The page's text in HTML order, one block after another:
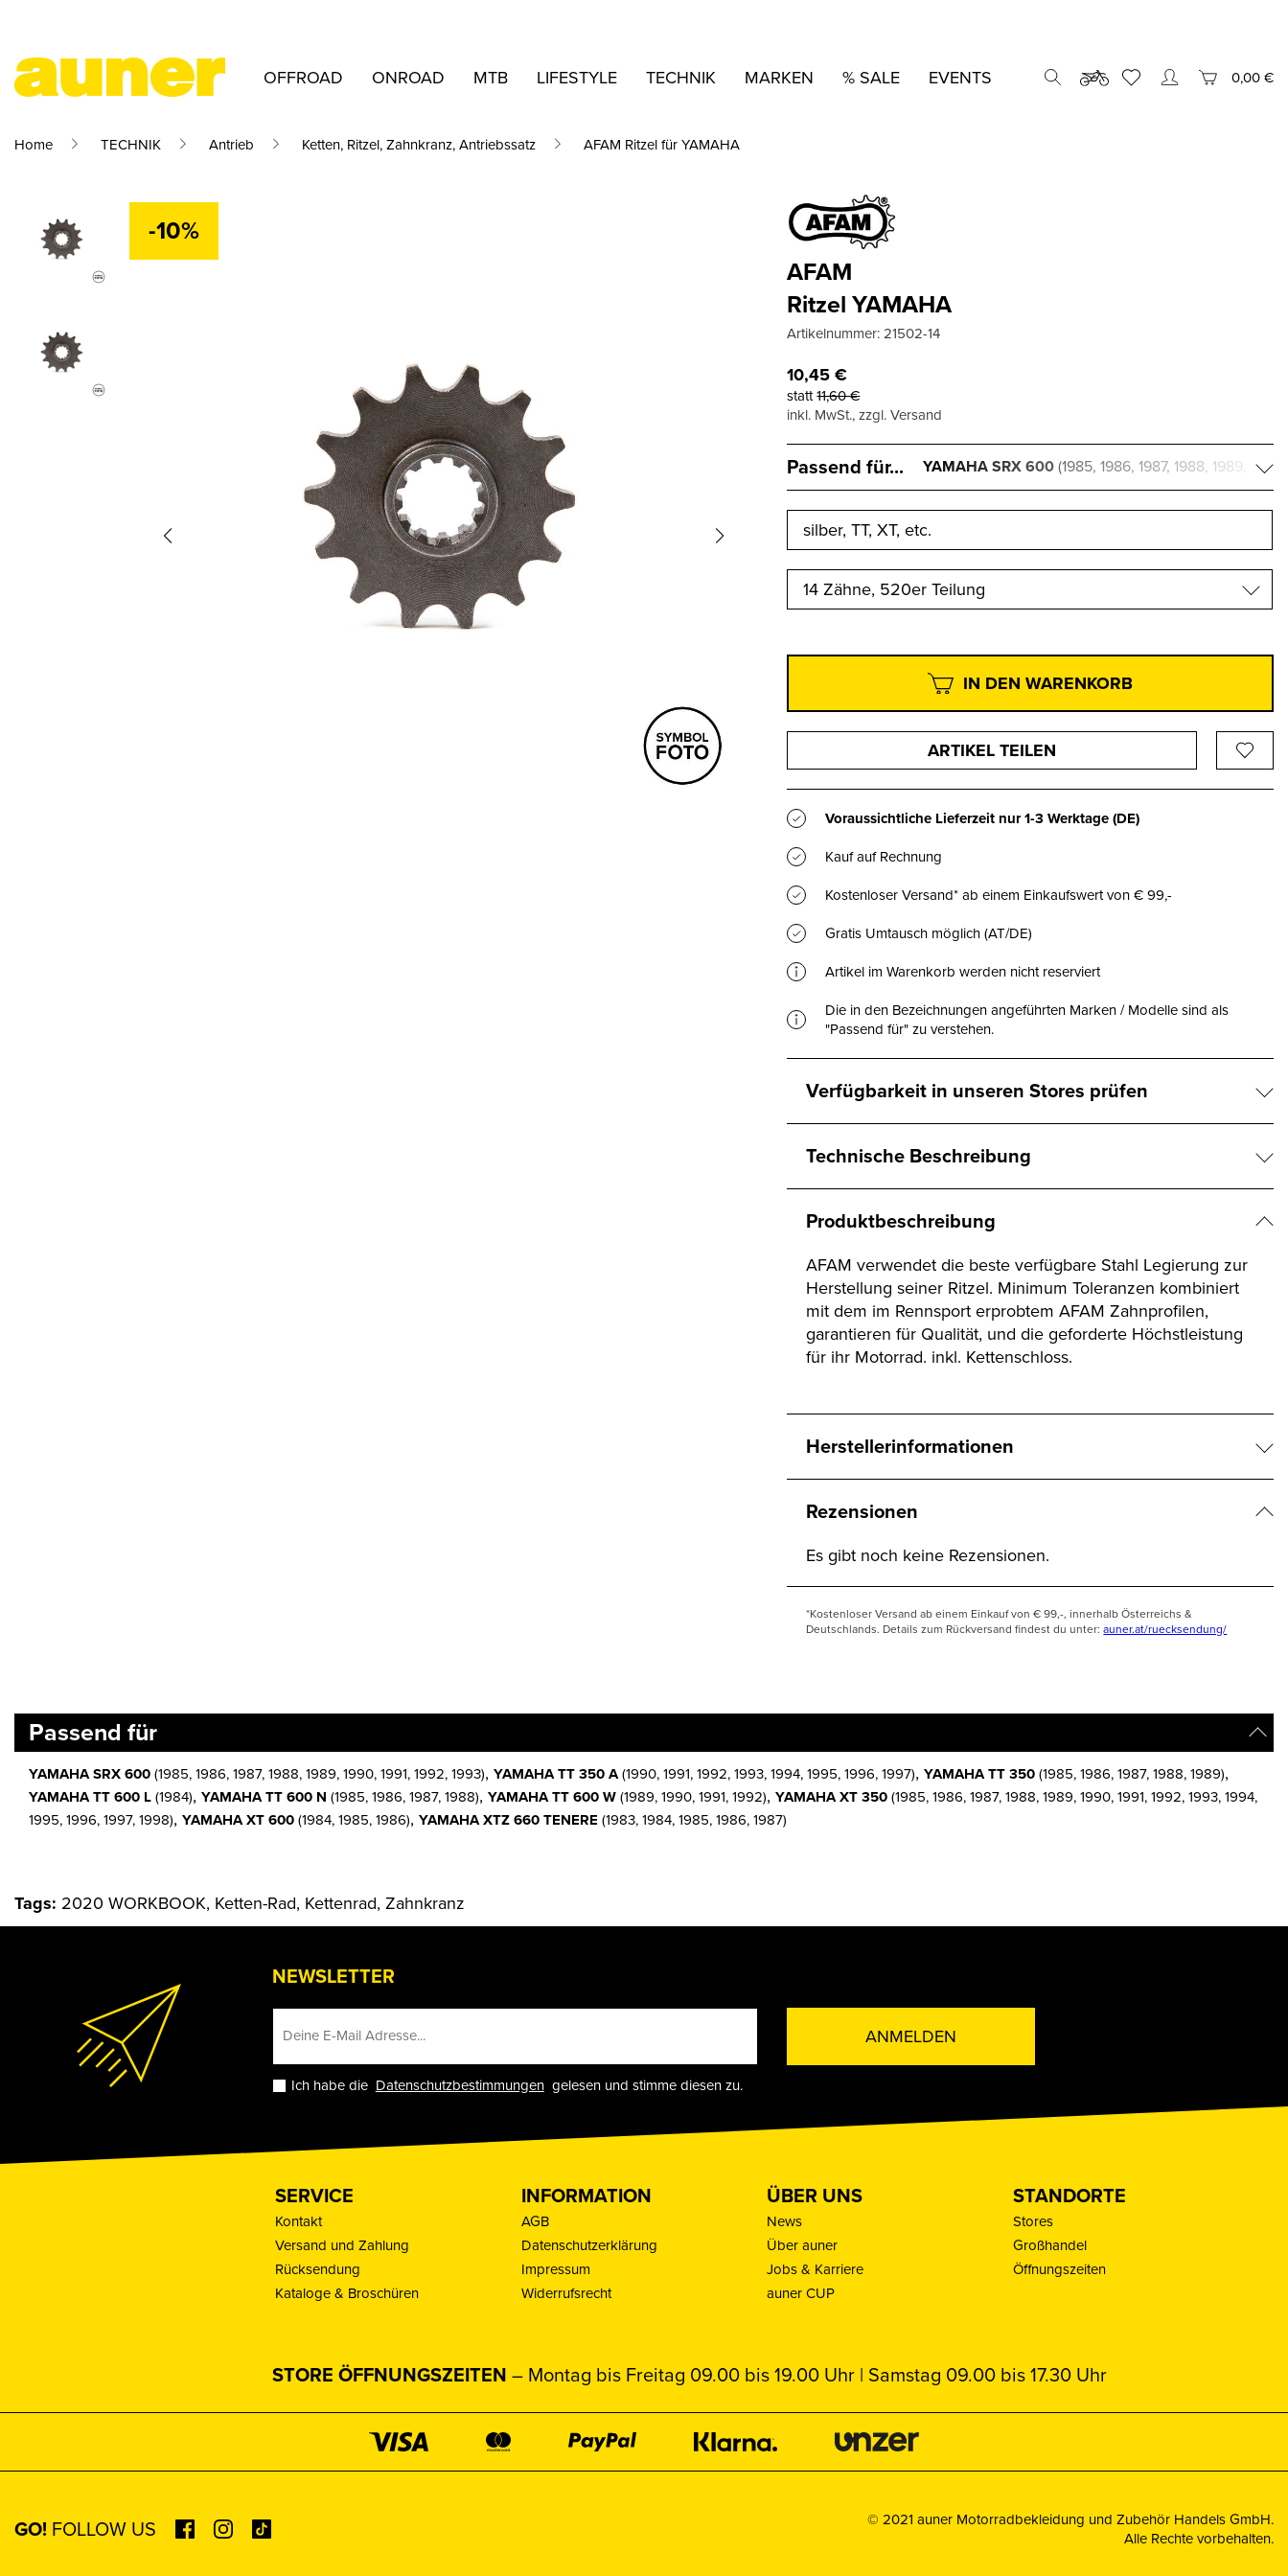
OFFROAD ONROAD MTB LIFESTYLE TECHNIK MARKEN % SALE EVENTS 0,00 €
Home TECHNIK Antrieb Ketten, Ritzel, Zahnkranz, Antriebssatz AFAM Ritzel für YAMAHA
-10%
AFAM
Ritzel YAMAHA
Artikelnummer:21502-14
10,45€
statt11,60€
inkl. MwSt., zzgl. Versand
Passend für... YAMAHA SRX 600(1985, 1986, 1987, 1988, 1989,
1990, 1991, 1992, 1993)
14 Zähne, 520er Teilung
IN DEN WARENKORB
ARTIKEL TEILEN
Voraussichtliche Lieferzeit nur1-3 Werktage(DE)
Kauf auf Rechnung
Kostenloser Versand* ab einem Einkaufswert von € 99,-
Gratis Umtausch möglich (AT/DE)
Artikel im Warenkorb werden nicht reserviert
Die in den Bezeichnungen angeführten Marken / Modelle sind als
"Passend für" zu verstehen.
Verfügbarkeit in unseren Stores prüfen
Technische Beschreibung
Produktbeschreibung
AFAM verwendet die beste verfügbare Stahl Legierung zur
Herstellung seiner Ritzel. Minimum Toleranzen kombiniert
mit dem im Rennsport erprobtem AFAM Zahnprofilen,
garantieren für Qualität, und die geforderte Höchstleistung
für ihr Motorrad. inkl. Kettenschloss.
Herstellerinformationen
Rezensionen
Es gibt noch keine Rezensionen.
*Kostenloser Versand ab einem Einkauf von € 99,-, innerhalb Österreichs &
Deutschlands. Details zum Rückversand findest du unter:auner.at/ruecksendung/
Passend für
YAMAHA SRX 600(1985, 1986, 1987, 1988, 1989, 1990, 1991, 1992, 1993), YAMAHA TT 350 A(1990, 1991, 1992, 1993, 1994, 1995, 1996, 1997), YAMAHA TT 350(1985, 1986, 1987, 1988, 1989),
YAMAHA TT 600 L(1984), YAMAHA TT 600 N (1985, 1986, 1987, 1988), YAMAHA TT 600 W(1989, 1990, 1991, 1992), YAMAHA XT 350(1985, 1986, 1987, 1988, 1989, 1990, 1991, 1992, 1993, 1994,
1995, 1996, 1997, 1998), YAMAHA XT 600(1984, 1985, 1986), YAMAHA XTZ 660 TENERE (1983, 1984, 1985, 1986, 1987)
Tags: 2020 WORKBOOK, Ketten-Rad, Kettenrad, Zahnkranz
NEWSLETTER
Ich habe die Datenschutzbestimmungengelesen und stimme diesen zu.
ANMELDEN
SERVICE
Kontakt
Versand und Zahlung
Rücksendung
Kataloge & Broschüren
INFORMATION
AGB
Datenschutzerklärung
Impressum
Widerrufsrecht
ÜBER UNS
News
Über auner
Jobs & Karriere
auner CUP
STANDORTE
Stores
Großhandel
Öffnungszeiten
STORE ÖFFNUNGSZEITEN – Montag bis Freitag 09.00 bis 19.00 Uhr | Samstag 09.00 bis 17.30 Uhr
GO! FOLLOW US
© 2021 auner Motorradbekleidung und Zubehör Handels GmbH.
Alle Rechte vorbehalten.